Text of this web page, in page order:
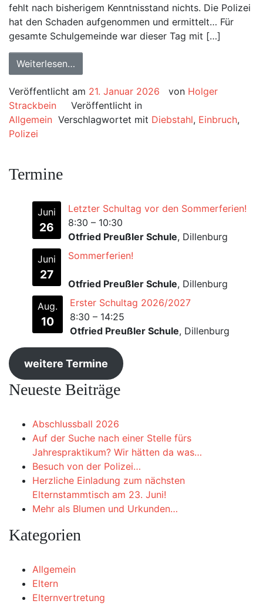
fehlt nach bisherigem Kenntnisstand nichts. Die Polizei
hat den Schaden aufgenommen und ermittelt… Für
gesamte Schulgemeinde war dieser Tag mit […]
Weiterlesen…
Veröffentlicht am 21. Januar 2026 von Holger
Strackbein
Veröffentlicht in
Allgemein Verschlagwortet mit Diebstahl, Einbruch,
Polizei
Termine
Juni
26
Letzter Schultag vor den Sommerferien!
8:30 – 10:30
Otfried Preußler Schule, Dillenburg
Juni
27
Sommerferien!
Otfried Preußler Schule, Dillenburg
Aug.
10
Erster Schultag 2026/2027
8:30 – 14:25
Otfried Preußler Schule, Dillenburg
weitere Termine
Neueste Beiträge
Abschlussball 2026
Auf der Suche nach einer Stelle fürs
Jahrespraktikum? Wir hätten da was…
Besuch von der Polizei…
Herzliche Einladung zum nächsten
Elternstammtisch am 23. Juni!
Mehr als Blumen und Urkunden…
Kategorien
Allgemein
Eltern
Elternvertretung